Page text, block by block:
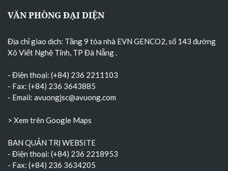
VĂN PHÒNG ĐẠI DIỆN
Địa chỉ giao dịch: Tầng 9 tòa nhà EVN GENCO2, số 143 đường
Xô Viết Nghệ Tĩnh, TP Đà Nẵng.
- Điện thoại: (+84) 236 2211103
- Fax: (+84) 236 3643885
- Email: avuongjsc@avuong.com
> Xem trên Google Maps
BAN QUẢN TRỊ WEBSITE
- Điện thoại: (+84) 236 2218953
- Fax: (+84) 236 3634205